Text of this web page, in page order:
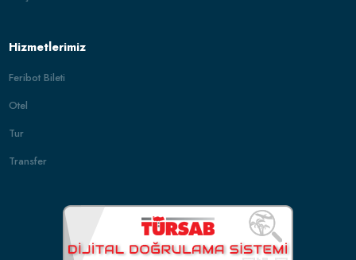
Hizmetlerimiz
Feribot Bileti
Otel
Tur
Transfer